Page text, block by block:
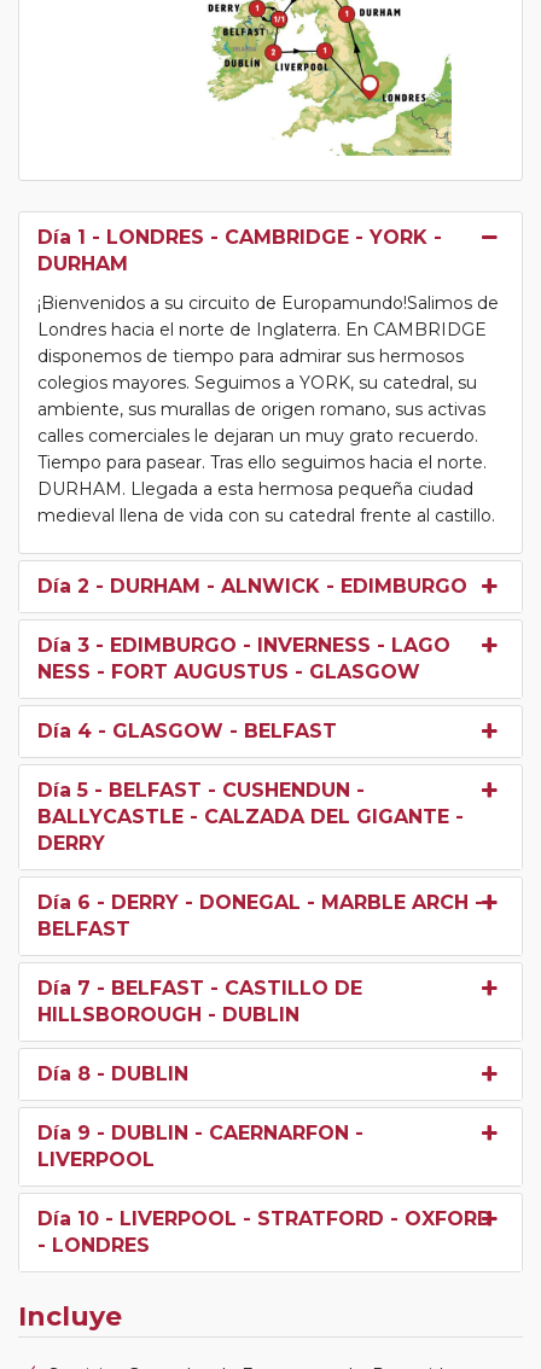
Día 1 - LONDRES - CAMBRIDGE - YORK -
DURHAM
¡Bienvenidos a su circuito de Europamundo!Salimos de
Londres hacia el norte de Inglaterra. En CAMBRIDGE
disponemos de tiempo para admirar sus hermosos
colegios mayores. Seguimos a YORK, su catedral, su
ambiente, sus murallas de origen romano, sus activas
calles comerciales le dejaran un muy grato recuerdo.
Tiempo para pasear. Tras ello seguimos hacia el norte.
DURHAM. Llegada a esta hermosa pequeña ciudad
medieval llena de vida con su catedral frente al castillo.
Día 2 - DURHAM - ALNWICK - EDIMBURGO
Día 3 - EDIMBURGO - INVERNESS - LAGO
NESS - FORT AUGUSTUS - GLASGOW
Día 4 - GLASGOW - BELFAST
Día 5 - BELFAST - CUSHENDUN -
BALLYCASTLE - CALZADA DEL GIGANTE -
DERRY
Día 6 - DERRY - DONEGAL - MARBLE ARCH -
BELFAST
Día 7 - BELFAST - CASTILLO DE
HILLSBOROUGH - DUBLIN
Día 8 - DUBLIN
Día 9 - DUBLIN - CAERNARFON -
LIVERPOOL
Día 10 - LIVERPOOL - STRATFORD - OXFORD
- LONDRES
Incluye